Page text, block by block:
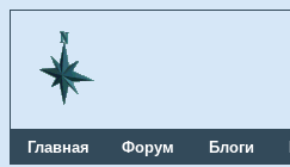
Главная Форум Блоги